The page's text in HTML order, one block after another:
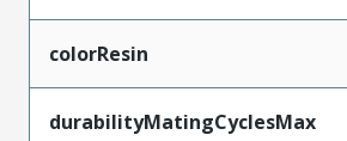
colorResin
durabilityMatingCyclesMax